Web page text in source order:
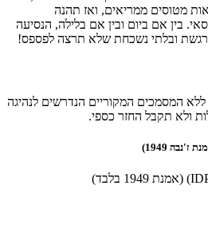
מטוסים ממריאים, ואז תהנה
בין אם ביום ובין אם בלילה, הנסיעה
ובלתי נשכחת שלא תרצה לפספס!
המסמכים המקוריים הנדרשים לנהיגה
ולא תקבל החזר כספי.